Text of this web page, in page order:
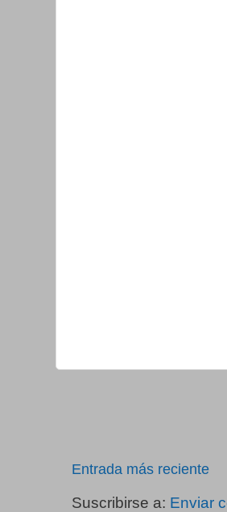
Entrada más reciente
Suscribirse a: Enviar